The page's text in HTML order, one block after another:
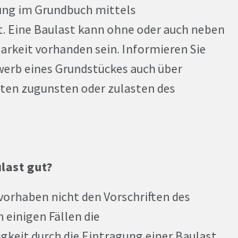
im Grundbuch mittels
Eine Baulast kann ohne oder auch neben
vorhanden sein. Informieren Sie
eines Grundstückes auch über
zugunsten oder zulasten des
gut?
nicht den Vorschriften des
einigen Fällen die